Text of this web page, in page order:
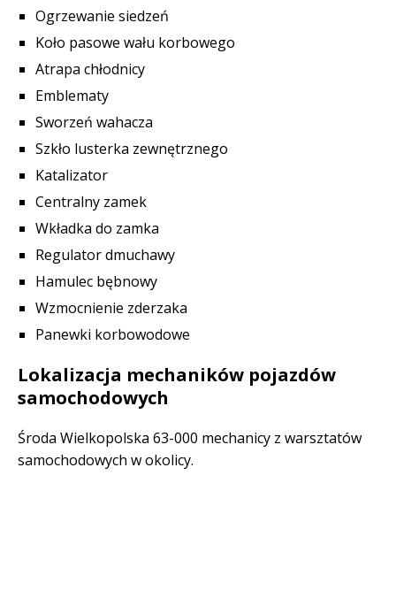
Ogrzewanie siedzeń
Koło pasowe wału korbowego
Atrapa chłodnicy
Emblematy
Sworzeń wahacza
Szkło lusterka zewnętrznego
Katalizator
Centralny zamek
Wkładka do zamka
Regulator dmuchawy
Hamulec bębnowy
Wzmocnienie zderzaka
Panewki korbowodowe
Lokalizacja mechaników pojazdów
samochodowych
Środa Wielkopolska 63-000 mechanicy z warsztatów
samochodowych w okolicy.